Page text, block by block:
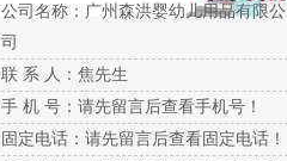
公司名称：广州森洪婴幼儿用品有限公
司
联 系 人：焦先生
手 机 号： 请先留言后查看手机号！
固定电话： 请先留言后查看固定电话！